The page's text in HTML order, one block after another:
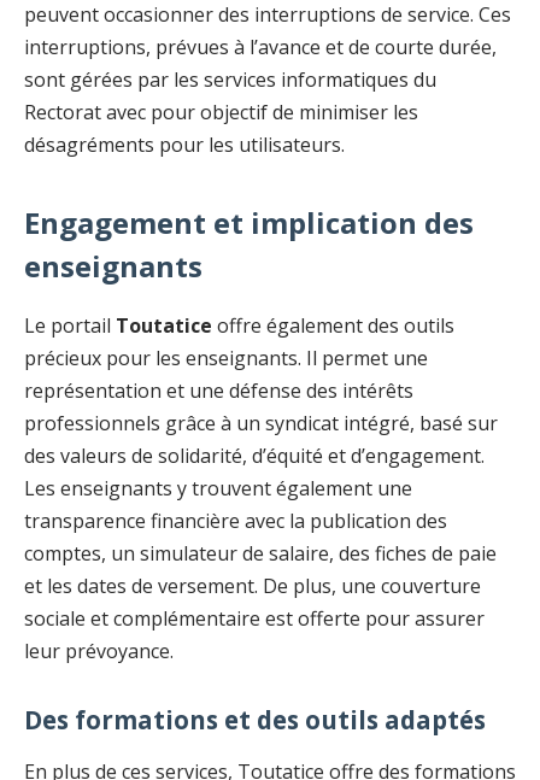
peuvent occasionner des interruptions de service. Ces
interruptions, prévues à l’avance et de courte durée,
sont gérées par les services informatiques du
Rectorat avec pour objectif de minimiser les
désagréments pour les utilisateurs.
Engagement et implication des
enseignants
Le portail Toutatice offre également des outils
précieux pour les enseignants. Il permet une
représentation et une défense des intérêts
professionnels grâce à un syndicat intégré, basé sur
des valeurs de solidarité, d’équité et d’engagement.
Les enseignants y trouvent également une
transparence financière avec la publication des
comptes, un simulateur de salaire, des fiches de paie
et les dates de versement. De plus, une couverture
sociale et complémentaire est offerte pour assurer
leur prévoyance.
Des formations et des outils adaptés
En plus de ces services, Toutatice offre des formations